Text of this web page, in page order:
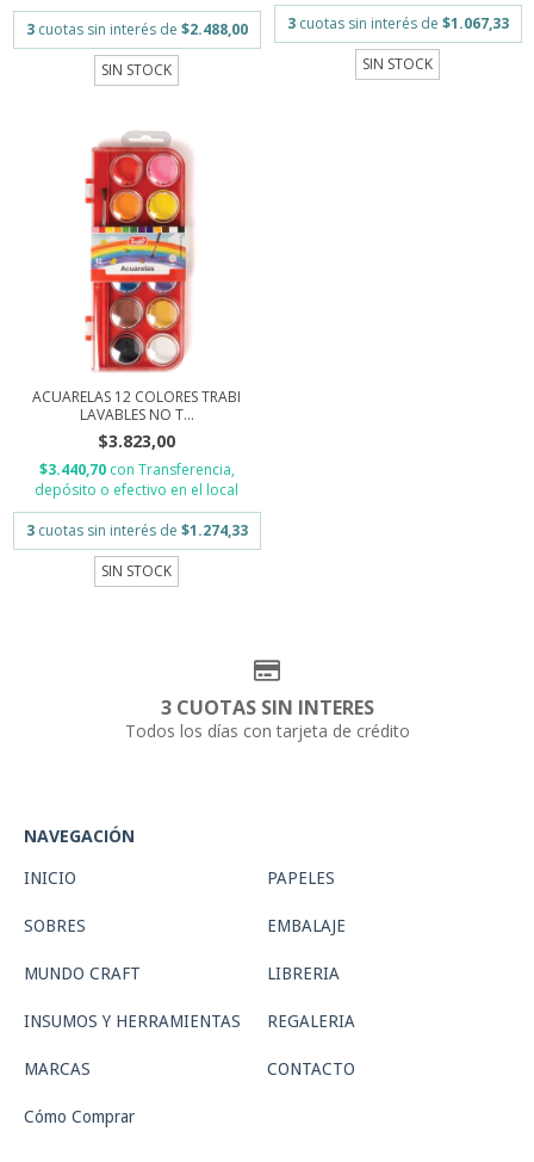
3 cuotas sin interés de $2.488,00
SIN STOCK
3 cuotas sin interés de $1.067,33
SIN STOCK
ACUARELAS 12 COLORES TRABI
LAVABLES NO T...
$3.823,00
$3.440,70 con Transferencia,
depósito o efectivo en el local
3 cuotas sin interés de $1.274,33
SIN STOCK
3 CUOTAS SIN INTERES
Todos los días con tarjeta de crédito
NAVEGACIÓN
INICIO PAPELES
SOBRES EMBALAJE
MUNDO CRAFT LIBRERIA
INSUMOS Y HERRAMIENTAS REGALERIA
MARCAS CONTACTO
Cómo Comprar